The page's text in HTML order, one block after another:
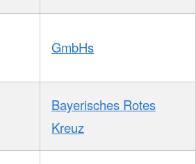
GmbHs
Bayerisches Rotes
Kreuz